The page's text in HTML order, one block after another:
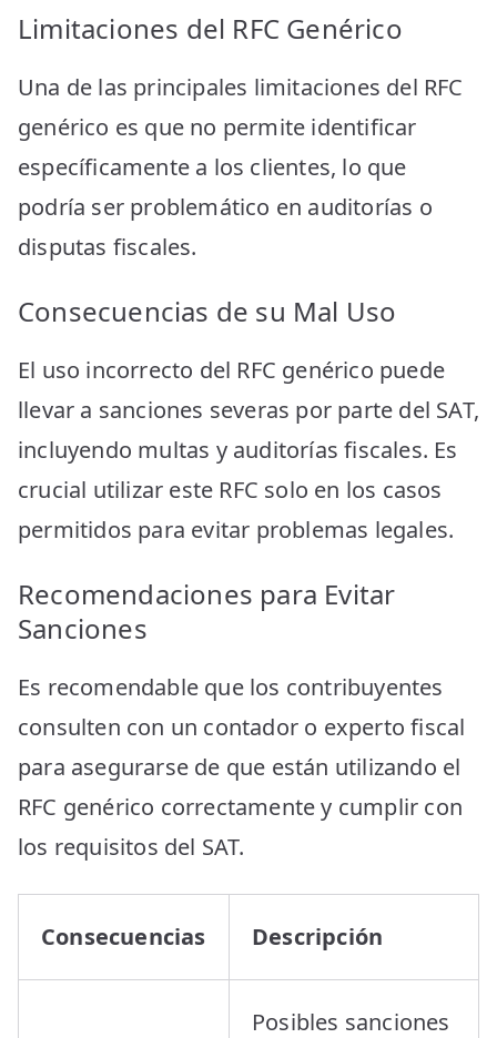
Limitaciones del RFC Genérico
Una de las principales limitaciones del RFC
genérico es que no permite identificar
específicamente a los clientes, lo que
podría ser problemático en auditorías o
disputas fiscales.
Consecuencias de su Mal Uso
El uso incorrecto del RFC genérico puede
llevar a sanciones severas por parte del SAT,
incluyendo multas y auditorías fiscales. Es
crucial utilizar este RFC solo en los casos
permitidos para evitar problemas legales.
Recomendaciones para Evitar
Sanciones
Es recomendable que los contribuyentes
consulten con un contador o experto fiscal
para asegurarse de que están utilizando el
RFC genérico correctamente y cumplir con
los requisitos del SAT.
Consecuencias Descripción
Posibles sanciones